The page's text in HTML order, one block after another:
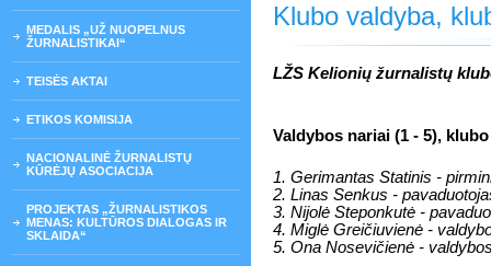
MEDALIS „UŽ NUOPELNUS
ŽURNALISTIKAI“
TEISĖS AKTAI
ETIKOS KOMISIJA
NACIONALINĖ ŽURNALISTŲ
KŪRĖJŲ ASOCIACIJA
PROJEKTAS „ŽURNALISTIKOS
MENAS: KULTŪROS DIALOGAS IR
SKLAIDA“
Klubo valdyba,
LŽS Kelionių žurnalistų
Valdybos nariai (1 - 5),
1. Gerimantas Statinis -
2. Linas Senkus -
3. Nijolė Steponkutė -
4. Miglė Greičiuvienė -
5. Ona Nosevičienė -